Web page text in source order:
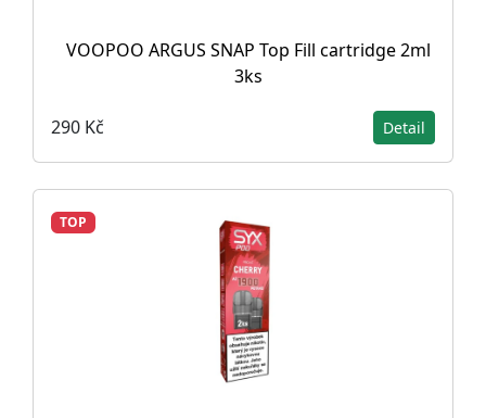
VOOPOO ARGUS SNAP Top Fill cartridge 2ml
3ks
290 Kč Detail
TOP